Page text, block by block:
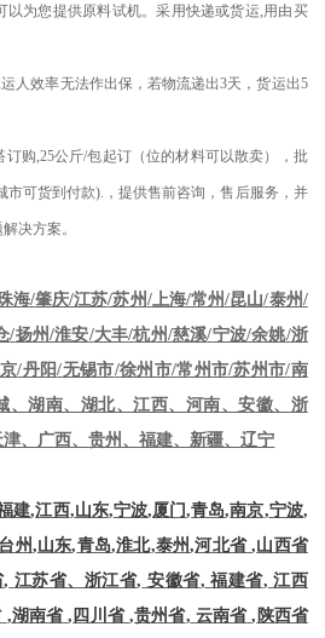
以为您提供原料试机。采用快递或货运,用由买
人效率无法作出保，若物流递出3天，货运出5
订购,25公斤/包起订（位的材料可以散卖），批
市可货到付款). ，提供售前咨询，售后服务，并
决方案。
海/肇庆/江苏/苏州/上海/常州/昆山/泰州/
/扬州/淮安/大丰/杭州/慈溪/宁波/余姚/浙
/丹阳/无锡市/徐州市/常州市/苏州市/南
、湖南、湖北、江西、河南、安徽、浙
、广西、贵州、福建、新疆、辽宁
建,江西,山东,宁波,厦门,青岛,南京,宁波,
台州,山东,青岛,淮北,泰州,河北省 ,山西省
, 江苏省、浙江省, 安徽省, 福建省, 江西
,湖南省 , 四川省 ,贵州省, 云南省 , 陕西省